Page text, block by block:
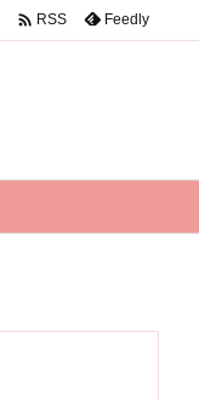
 RSS Feedly